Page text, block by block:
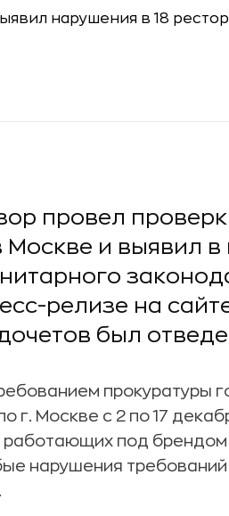
провел
Москве и выявил
релизе на
был
прокуратуры
г. Москве с 2 по 17
работающих под
нарушения